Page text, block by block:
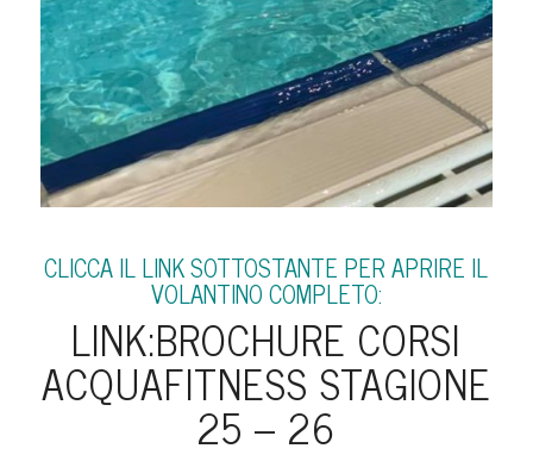
CLICCA IL LINK SOTTOSTANTE PER APRIRE IL
VOLANTINO COMPLETO:
LINK:BROCHURE CORSI
ACQUAFITNESS STAGIONE
25 – 26